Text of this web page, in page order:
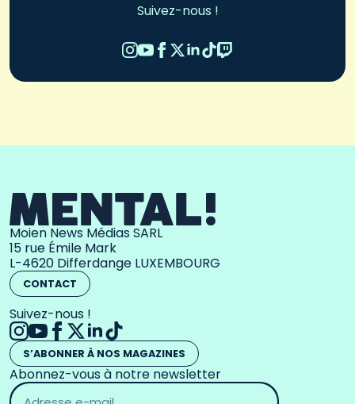
Suivez-nous !
Moien News Médias SARL
15 rue Émile Mark
L-4620 Differdange LUXEMBOURG
CONTACT
Suivez-nous !
S’ABONNER À NOS MAGAZINES
Abonnez-vous à notre newsletter
Adresse